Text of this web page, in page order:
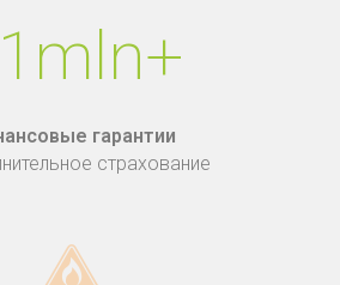
гарантии
страхование